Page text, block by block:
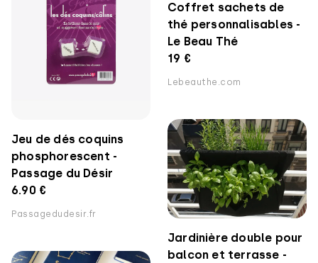
Coffret sachets de
thé personnalisables -
Le Beau Thé
19 €
Lebeauthe.com
Jeu de dés coquins
phosphorescent -
Passage du Désir
6.90 €
Passagedudesir.fr
Jardinière double pour
balcon et terrasse -